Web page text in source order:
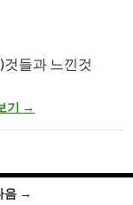
것들과 느낀것
산 – 아파트 담보 대출
기 →
음 →